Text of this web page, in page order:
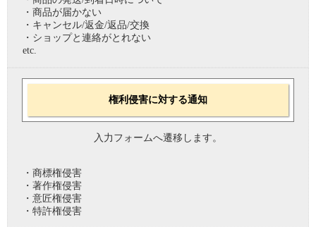
・商品が届かない
・キャンセル/返金/返品/交換
・ショップと連絡がとれない
etc.
権利侵害に対する通知
入力フォームへ遷移します。
・商標権侵害
・著作権侵害
・意匠権侵害
・特許権侵害